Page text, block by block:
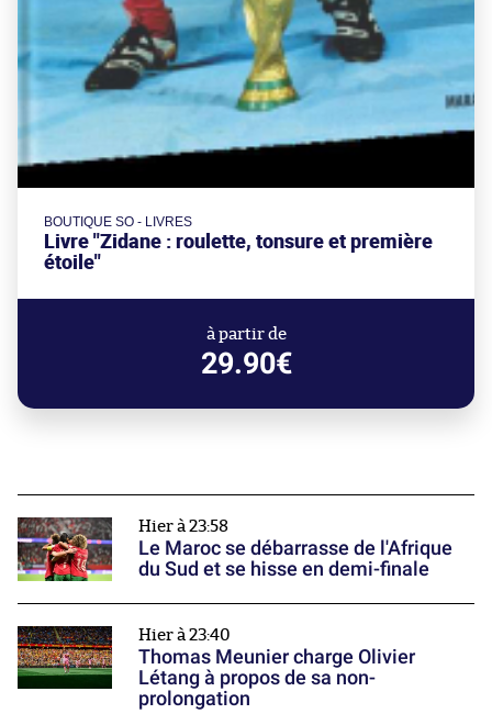
BOUTIQUE SO - LIVRES
Livre "Zidane : roulette, tonsure et première
étoile"
à partir de
29.90€
Hier à 23:58
Le Maroc se débarrasse de l'Afrique
du Sud et se hisse en demi-finale
Hier à 23:40
Thomas Meunier charge Olivier
Létang à propos de sa non-
prolongation